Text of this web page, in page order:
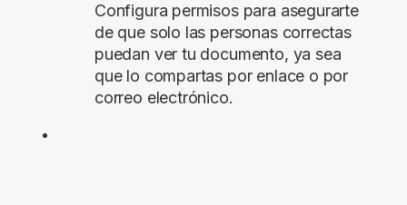
Configura permisos para asegurarte
de que solo las personas correctas
puedan ver tu documento, ya sea
que lo compartas por enlace o por
correo electrónico.